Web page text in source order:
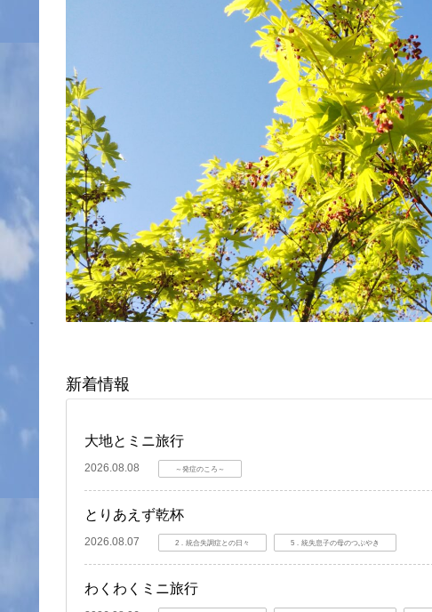
新着情報
大地とミニ旅行
2026.08.08 ～発症のころ～
とりあえず乾杯
2026.08.07 2．統合失調症との日々 5．統失息子の母のつぶやき
わくわくミニ旅行